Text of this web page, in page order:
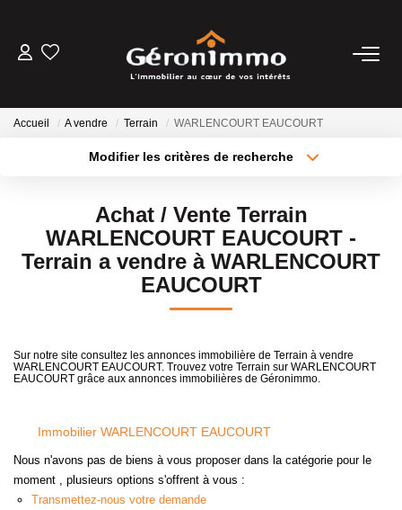
ESTIMATION
NOTRE AGENCE
CONTACT
Accueil A vendre Terrain WARLENCOURT EAUCOURT
Modifier les critères de recherche
Sélectionnez...
Surface min
Plus de critères
Achat / Vente Terrain
WARLENCOURT EAUCOURT -
Terrain a vendre à WARLENCOURT
EAUCOURT
Sur notre site consultez les annonces immobilière de Terrain à vendre
WARLENCOURT EAUCOURT. Trouvez votre Terrain sur WARLENCOURT
EAUCOURT grâce aux annonces immobilières de Géronimmo.
Immobilier WARLENCOURT EAUCOURT
Nous n'avons pas de biens à vous proposer dans la catégorie pour le
moment , plusieurs options s'offrent à vous :
Transmettez-nous votre demande